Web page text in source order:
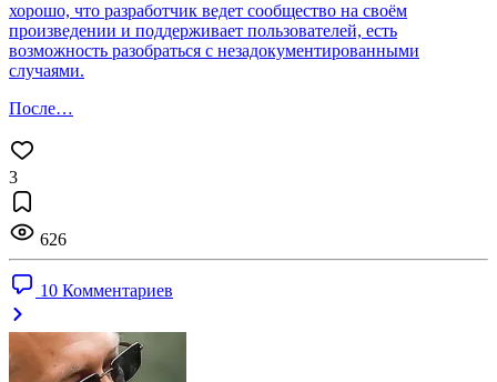
хорошо, что разработчик ведет сообщество на своём
произведении и поддерживает пользователей, есть
возможность разобраться с незадокументированными
случаями.
После…
3
626
10 Комментариев